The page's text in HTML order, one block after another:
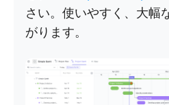
さい。使いやすく、大幅
がります。